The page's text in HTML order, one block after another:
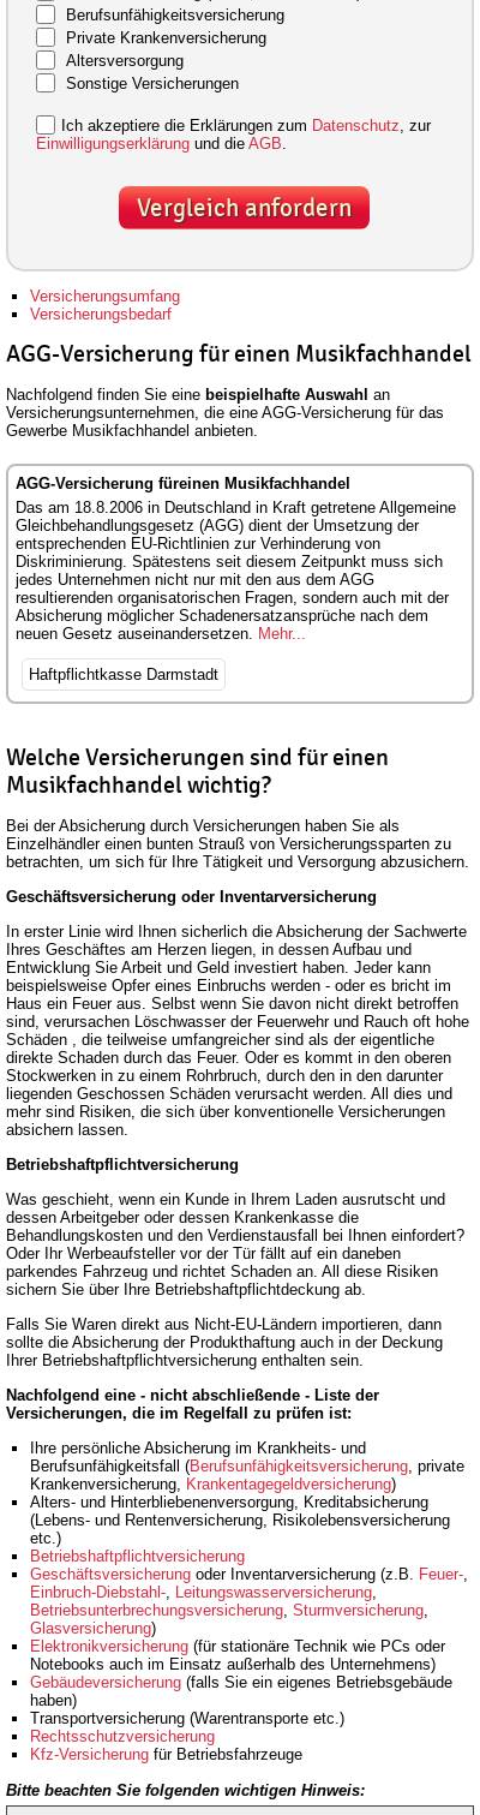
Berufsunfähigkeitsversicherung
Private Krankenversicherung
Altersversorgung
Sonstige Versicherungen
Ich akzeptiere die Erklärungen zum Datenschutz , zur
Einwilligungserklärung und die AGB.
Vergleich anfordern
Versicherungsumfang
Versicherungsbedarf
AGG-Versicherung für einen Musikfachhandel
Nachfolgend finden Sie eine beispielhafte Auswahl an
Versicherungsunternehmen, die eine AGG-Versicherung für das
Gewerbe Musikfachhandel anbieten.
AGG-Versicherung füreinen Musikfachhandel
Das am 18.8.2006 in Deutschland in Kraft getretene Allgemeine
Gleichbehandlungsgesetz (AGG) dient der Umsetzung der
entsprechenden EU-Richtlinien zur Verhinderung von
Diskriminierung. Spätestens seit diesem Zeitpunkt muss sich
jedes Unternehmen nicht nur mit den aus dem AGG
resultierenden organisatorischen Fragen, sondern auch mit der
Absicherung möglicher Schadenersatzansprüche nach dem
neuen Gesetz auseinandersetzen. Mehr...
Haftpflichtkasse Darmstadt
Welche Versicherungen sind für einen
Musikfachhandel wichtig?
Bei der Absicherung durch Versicherungen haben Sie als
Einzelhändler einen bunten Strauß von Versicherungssparten zu
betrachten, um sich für Ihre Tätigkeit und Versorgung abzusichern.
Geschäftsversicherung oder Inventarversicherung
In erster Linie wird Ihnen sicherlich die Absicherung der Sachwerte
Ihres Geschäftes am Herzen liegen, in dessen Aufbau und
Entwicklung Sie Arbeit und Geld investiert haben. Jeder kann
beispielsweise Opfer eines Einbruchs werden - oder es bricht im
Haus ein Feuer aus. Selbst wenn Sie davon nicht direkt betroffen
sind, verursachen Löschwasser der Feuerwehr und Rauch oft hohe
Schäden , die teilweise umfangreicher sind als der eigentliche
direkte Schaden durch das Feuer. Oder es kommt in den oberen
Stockwerken in zu einem Rohrbruch, durch den in den darunter
liegenden Geschossen Schäden verursacht werden. All dies und
mehr sind Risiken, die sich über konventionelle Versicherungen
absichern lassen.
Betriebshaftpflichtversicherung
Was geschieht, wenn ein Kunde in Ihrem Laden ausrutscht und
dessen Arbeitgeber oder dessen Krankenkasse die
Behandlungskosten und den Verdienstausfall bei Ihnen einfordert?
Oder Ihr Werbeaufsteller vor der Tür fällt auf ein daneben
parkendes Fahrzeug und richtet Schaden an. All diese Risiken
sichern Sie über Ihre Betriebshaftpflichtdeckung ab.
Falls Sie Waren direkt aus Nicht-EU-Ländern importieren, dann
sollte die Absicherung der Produkthaftung auch in der Deckung
Ihrer Betriebshaftpflichtversicherung enthalten sein.
Nachfolgend eine - nicht abschließende - Liste der
Versicherungen, die im Regelfall zu prüfen ist:
Ihre persönliche Absicherung im Krankheits- und
Berufsunfähigkeitsfall (Berufsunfähigkeitsversicherung, private
Krankenversicherung, Krankentagegeldversicherung)
Alters- und Hinterbliebenenversorgung, Kreditabsicherung
(Lebens- und Rentenversicherung, Risikolebensversicherung
etc.)
Betriebshaftpflichtversicherung
Geschäftsversicherung oder Inventarversicherung (z.B. Feuer-,
Einbruch-Diebstahl-, Leitungswasserversicherung,
Betriebsunterbrechungsversicherung, Sturmversicherung,
Glasversicherung)
Elektronikversicherung (für stationäre Technik wie PCs oder
Notebooks auch im Einsatz außerhalb des Unternehmens)
Gebäudeversicherung (falls Sie ein eigenes Betriebsgebäude
haben)
Transportversicherung (Warentransporte etc.)
Rechtsschutzversicherung
Kfz-Versicherung für Betriebsfahrzeuge
Bitte beachten Sie folgenden wichtigen Hinweis: